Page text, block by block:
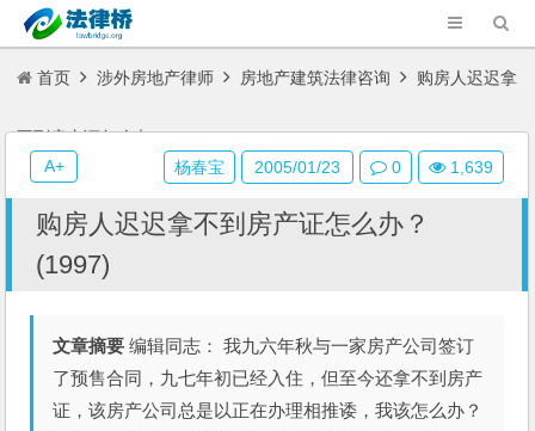
首页 涉外房地产律师 房地产建筑法律咨询 购房人迟迟拿
不到房产证怎么办？(1997)
购房人迟迟拿不到房产证怎么办？
(1997)
文章摘要 编辑同志： 我九六年秋与一家房产公司签订
了预售合同，九七年初已经入住，但至今还拿不到房产
证，该房产公司总是以正在办理相推诿，我该怎么办？
杨春宝 2005/01/23 0 1,639
A+